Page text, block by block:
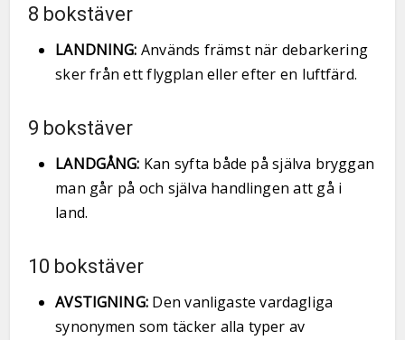
8 bokstäver
LANDNING: Används främst när debarkering
sker från ett flygplan eller efter en luftfärd.
9 bokstäver
LANDGÅNG: Kan syfta både på själva bryggan
man går på och själva handlingen att gå i
land.
10 bokstäver
AVSTIGNING:Den vanligaste vardagliga
synonymen som täcker alla typer av